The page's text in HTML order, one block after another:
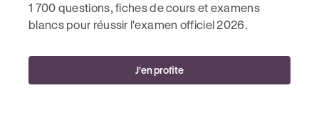
1 700 questions, fiches de cours et examens
blancs pour réussir l'examen officiel 2026.
J'en profite